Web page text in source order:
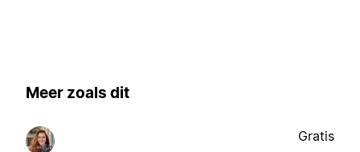
Meer zoals dit
Gratis